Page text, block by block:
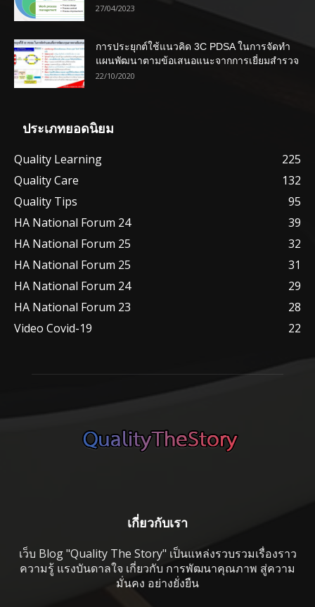
27/04/2023
การประยุกต์ใช้แนวคิด 3C PDSA ในการจัดทำ
แผนพัฒนาตามข้อเสนอแนะจากการเยี่ยมสำรวจ
22/10/2020
ประเภทยอดนิยม
Quality Learning
225
Quality Care
132
Quality Tips
95
HA National Forum 24
39
HA National Forum 25
32
HA National Forum 25
31
HA National Forum 24
29
HA National Forum 23
28
Video Covid-19
22
เกี่ยวกับเรา
เว็บ Blog "Quality The Story" เป็นแหล่งรวบรวมเรื่องราว
ความรู้ แรงบันดาลใจ เกี่ยวกับ การพัฒนาคุณภาพ สู่ความ
มั่นคง อย่างยั่งยืน